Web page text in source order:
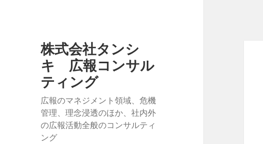
株式会社タンシ
キ 広報コンサル
ティング
広報のマネジメント領域、危機
管理、理念浸透のほか、社内外
の広報活動全般のコンサルティ
ング